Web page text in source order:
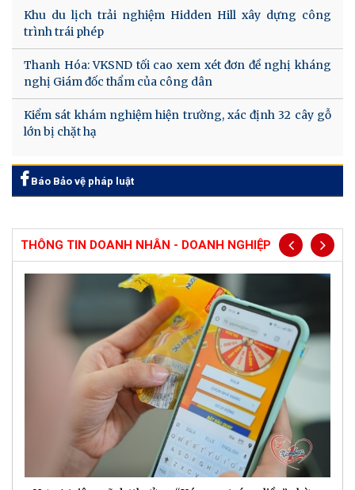
Khu du lịch trải nghiệm Hidden Hill xây dựng công
trình trái phép
Thanh Hóa: VKSND tối cao xem xét đơn đề nghị kháng
nghị Giám đốc thẩm của công dân
Kiểm sát khám nghiệm hiện trường, xác định 32 cây gỗ
lớn bị chặt hạ
Báo Bảo vệ pháp luật
THÔNG TIN DOANH NHÂN - DOANH NGHIỆP